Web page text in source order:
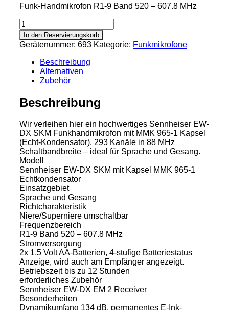
Funk-Handmikrofon R1-9 Band 520 – 607.8 MHz
Sennheiser
EW-
DX
SKM/MMK
965-
Menge
In den Reservierungskorb
Gerätenummer: 693 Kategorie: Funkmikrofone
Beschreibung
Alternativen
Zubehör
Beschreibung
Wir verleihen hier ein hochwertiges Sennheiser EW-
DX SKM Funkhandmikrofon mit MMK 965-1 Kapsel
(Echt-Kondensator). 293 Kanäle in 88 MHz
Schaltbandbreite – ideal für Sprache und Gesang.
Modell
Sennheiser EW-DX SKM mit Kapsel MMK 965-1
Echtkondensator
Einsatzgebiet
Sprache und Gesang
Richtcharakteristik
Niere/Superniere umschaltbar
Frequenzbereich
R1-9 Band 520 – 607.8 MHz
Stromversorgung
2x 1,5 Volt AA-Batterien, 4-stufige Batteriestatus
Anzeige, wird auch am Empfänger angezeigt.
Betriebszeit bis zu 12 Stunden
erforderliches Zubehör
Sennheiser EW-DX EM 2 Receiver
Besonderheiten
Dynamikumfang 134 dB, permanentes E-Ink-